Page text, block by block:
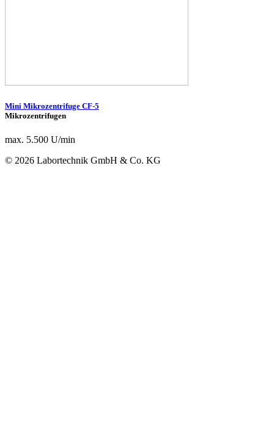
Mini Mikrozentrifuge CF-5
Mikrozentrifugen
max. 5.500 U/min
© 2026 Labortechnik GmbH & Co. KG